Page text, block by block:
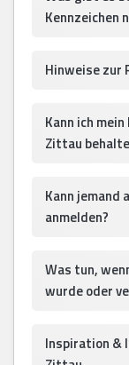
Kennzeichen
Hinweise zur
Kann ich
Zittau
Kann jemand
anmelden?
Was tun,
wurde oder
Inspiration &